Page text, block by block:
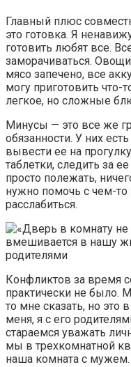
Главный плюс
это готовка. Я
готовить любят все.
заморачиваться.
мясо запечено, все
могу приготовить что-
легкое, но сложные
Минусы — это все же
обязанности. У них
вывести ее на
таблетки, следить за
просто полежать,
нужно помочь с чем-то
расслабиться.
Конфликтов за время
практически не было.
то мне сказать, но это
меня, я с его
стараемся уважать
мы в трехкомнатной
наша комната с мужем.